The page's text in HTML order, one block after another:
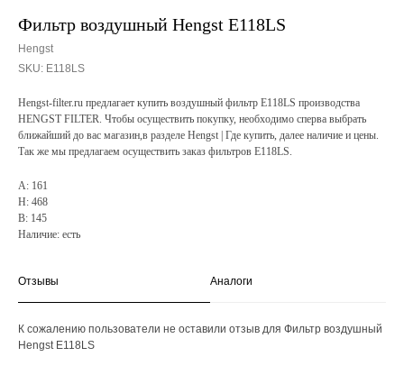
Фильтр воздушный Hengst E118LS
Hengst
SKU: E118LS
Hengst-filter.ru предлагает купить воздушный фильтр E118LS производства
HENGST FILTER. Чтобы осуществить покупку, необходимо сперва выбрать
ближайший до вас магазин,в разделе Hengst | Где купить, далее наличие и цены.
Так же мы предлагаем осуществить заказ фильтров E118LS.
A: 161
H: 468
B: 145
Наличие: есть
Отзывы Аналоги
К сожалению пользователи не оставили отзыв для Фильтр воздушный
Hengst E118LS